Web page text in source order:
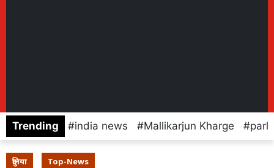
Trending india news Mallikarjun Kharge
दुनिया Top-News